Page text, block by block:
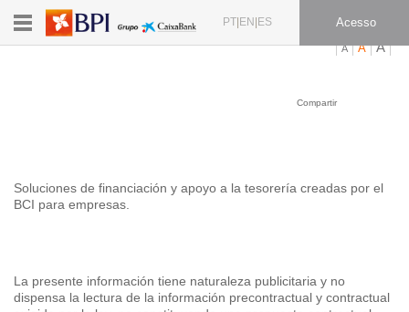
PT EN ES Acesso
A A A
Compartir
Soluciones de financiación y apoyo a la tesorería creadas por el
BCI para empresas.
La presente información tiene naturaleza publicitaria y no
dispensa la lectura de la información precontractual y contractual
Utilizamos cookies por dos razones: para una